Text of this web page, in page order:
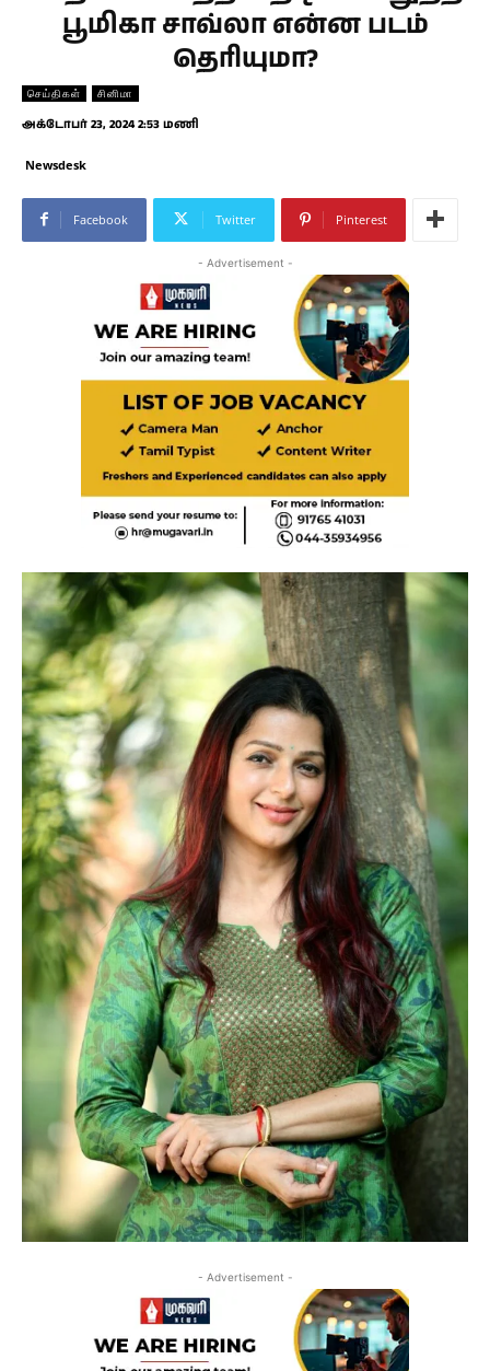
பூமிகா சாவ்லா என்ன படம்
தெரியுமா?
செய்திகள் சினிமா
அக்டோபர் 23, 2024 2:53 மணி
Newsdesk
Facebook Twitter Pinterest
- Advertisement -
- Advertisement -